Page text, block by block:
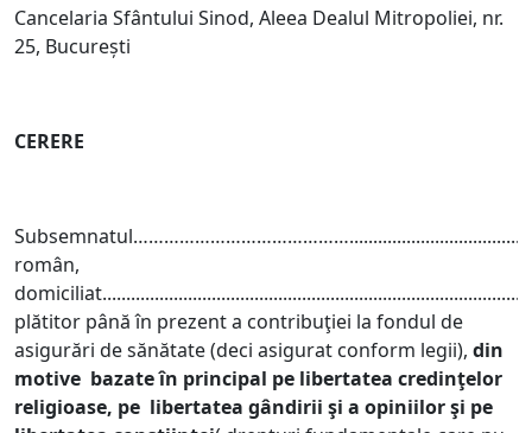
Cancelaria Sfântului Sinod, Aleea Dealul Mitropoliei, nr.
25, București
CERERE
român,
plătitor până în prezent a contribuţiei la fondul de
asigurări de sănătate (deci asigurat conform legii), din
motive bazate în principal pe libertatea credinţelor
religioase, pe libertatea gândirii şi a opiniilor şi pe